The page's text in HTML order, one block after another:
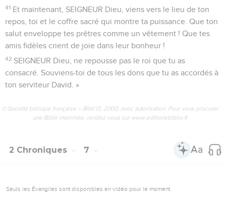
41 Et maintenant, SEIGNEUR Dieu, viens vers le lieu de ton
repos, toi et le coffre sacré qui montre ta puissance. Que ton
salut enveloppe tes prêtres comme un vêtement ! Que tes
amis fidèles crient de joie dans leur bonheur !
42 SEIGNEUR Dieu, ne repousse pas le roi que tu as
consacré. Souviens-toi de tous les dons que tu as accordés à
ton serviteur David. »
© Société biblique française – Bibli’O, 2000, avec autorisation. Pour vous procurer
une Bible imprimée, rendez-vous sur www.editionsbiblio.fr
2 Chroniques 7
Seuls les Évangiles sont disponibles en vidéo pour le moment.